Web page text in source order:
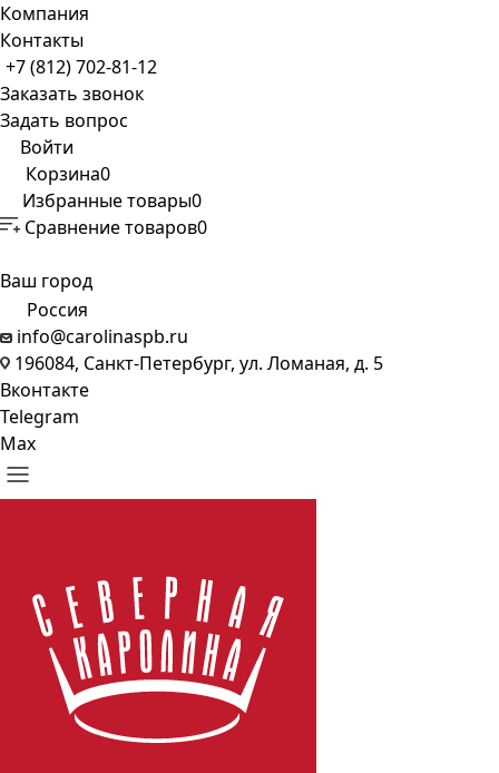
Компания
Контакты
+7 (812) 702-81-12
Заказать звонок
Задать вопрос
Войти
Корзина0
Избранные товары0
Сравнение товаров0
Ваш город
Россия
info@carolinaspb.ru
196084, Санкт-Петербург, ул. Ломаная, д. 5
Вконтакте
Telegram
Max